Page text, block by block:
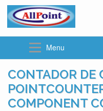
www.allpoint.com.br
☎ (011)2062-6900
Menu
CONTADOR DE
COMPONENT